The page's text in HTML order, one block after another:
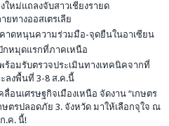
ใหม่แถลงจับสาวเชียงรายด
ยทางออสเตรเลีย
าดหนุนความร่วมมือ-จุดยืนในอาเซียน
กหมุดแรกที่ภาคเหนือ
อมรับตรวจประเมินทางเทคนิคจากที่
ลงพื้นที่ 3-8 ส.ค.นี้
นเศรษฐกิจเมืองเหนือ จัดงาน “เกษตร
ษตรปลอดภัย 3. จังหวัด มาให้เลือกจุใจ ณ
.ค. นี้!